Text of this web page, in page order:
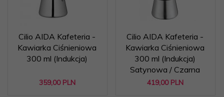
Cilio AIDA Kafeteria -
Kawiarka Ciśnieniowa
300 ml (Indukcja)
359,00 PLN
Cilio AIDA Kafeteria -
Kawiarka Ciśnieniowa
300 ml (Indukcja)
Satynowa / Czarna
419,00 PLN